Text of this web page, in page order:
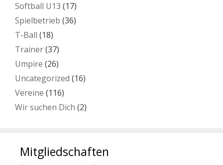
Softball U13 (17)
Spielbetrieb (36)
T-Ball (18)
Trainer(37)
Umpire (26)
Uncategorized (16)
Vereine (116)
Wir suchen Dich (2)
Mitgliedschaften